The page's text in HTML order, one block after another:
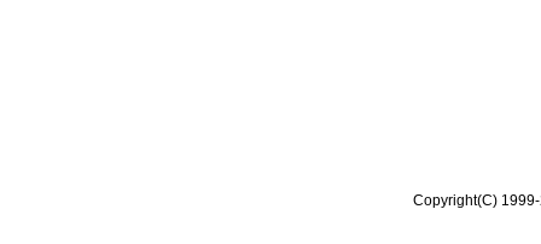
Copyright(C)